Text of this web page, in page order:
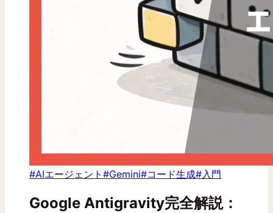
#AIエージェント #Gemini#コード生成#入門
Google Antigravity完全解説：